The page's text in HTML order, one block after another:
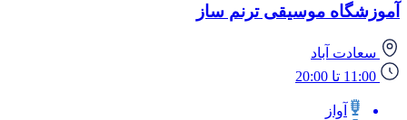
آموزشگاه موسیقی ترنم ساز
سعادت آباد
11:00 تا 20:00
آواز